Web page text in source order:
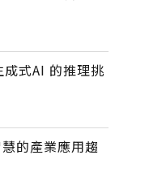
式AI 的推理挑
的產業應用趨